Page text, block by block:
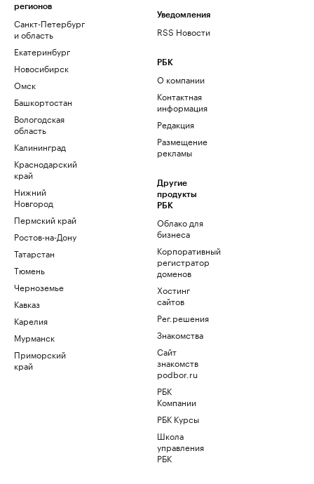
регионов
Санкт-Петербург
и область
Екатеринбург
Новосибирск
Омск
Башкортостан
Вологодская
область
Калининград
Краснодарский
край
Нижний
Новгород
Пермский край
Ростов-на-Дону
Татарстан
Тюмень
Черноземье
Кавказ
Карелия
Мурманск
Приморский
край
Уведомления
RSS Новости
РБК
О компании
Контактная
информация
Редакция
Размещение
рекламы
Другие
продукты
РБК
Облако для
бизнеса
Корпоративный
регистратор
доменов
Хостинг
сайтов
Рег.решения
Знакомства
Сайт
знакомств
podbor.ru
РБК
Компании
РБК Курсы
Школа
управления
РБК